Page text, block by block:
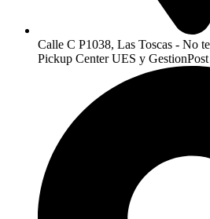
Calle C P1038, Las Toscas - No
Pickup Center UES y GestionPost